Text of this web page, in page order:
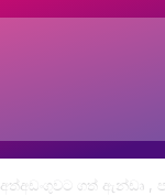
අත්අඩංගුවට ගත් ඇන්ඩෘ ,